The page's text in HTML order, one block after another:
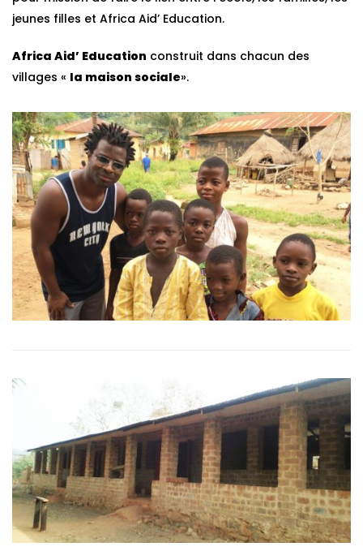
jeunes filles et Africa Aid’ Education.
Africa Aid’ Education construit dans chacun des
villages « la maison sociale».